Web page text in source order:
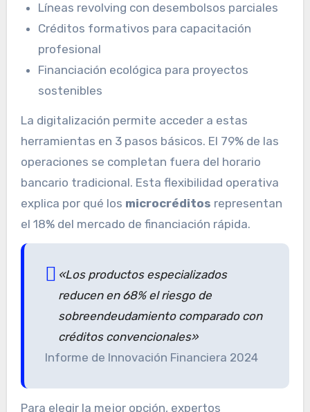
Líneas revolving con desembolsos parciales
Créditos formativos para capacitación
profesional
Financiación ecológica para proyectos
sostenibles
La digitalización permite acceder a estas
herramientas en 3 pasos básicos. El 79% de las
operaciones se completan fuera del horario
bancario tradicional. Esta flexibilidad operativa
explica por qué los microcréditos representan
el 18% del mercado de financiación rápida.
«Los productos especializados
reducen en 68% el riesgo de
sobreendeudamiento comparado con
créditos convencionales»
Informe de Innovación Financiera 2024
Para elegir la mejor opción, expertos